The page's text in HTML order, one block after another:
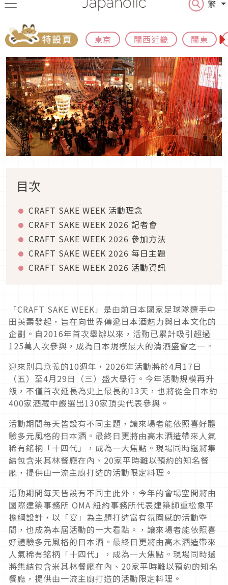
2026年03月29日 ｜ By 木木
目次
CRAFT SAKE WEEK 活動理念
CRAFT SAKE WEEK 2026 記者會
CRAFT SAKE WEEK 2026 參加方法
CRAFT SAKE WEEK 2026 每日主題
CRAFT SAKE WEEK 2026 活動資訊
「CRAFT SAKE WEEK」是由前日本國家足球隊選手中
田英壽發起，旨在向世界傳遞日本酒魅力與日本文化的
企劃。自2016年首次舉辦以來，活動已累計吸引超過
125萬人次參與，成為日本規模最大的清酒盛會之一。
迎來別具意義的10週年，2026年活動將於4月17日
（五）至4月29日（三）盛大舉行。今年活動規模再升
級，不僅首次延長為史上最長的13天，也將從全日本約
400家酒藏中嚴選出130家頂尖代表參與。
活動期間每天皆設有不同主題，讓來場者能依照喜好體
驗多元風格的日本酒。最終日更將由高木酒造帶來人氣
稀有銘柄「十四代」，成為一大焦點。現場同時還將集
結包含米其林餐廳在內、20家平時難以預約的知名餐
廳，提供由一流主廚打造的活動限定料理。
活動期間每天皆設有不同主此外，今年的會場空間將由
國際建築事務所 OMA 紐約事務所代表建築師重松象平
擔綱設計，以「宴」為主題打造富有氛圍感的活動空
間，也成為本屆活動的一大看點。，讓來場者能依照喜
好體驗多元風格的日本酒。最終日更將由高木酒造帶來
人氣稀有銘柄「十四代」，成為一大焦點。現場同時還
將集結包含米其林餐廳在內、20家平時難以預約的知名
餐廳，提供由一流主廚打造的活動限定料理。